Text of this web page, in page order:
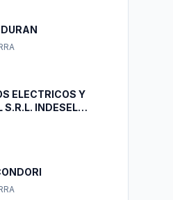
ELECTRICOS Y
S.R.L. INDESEL